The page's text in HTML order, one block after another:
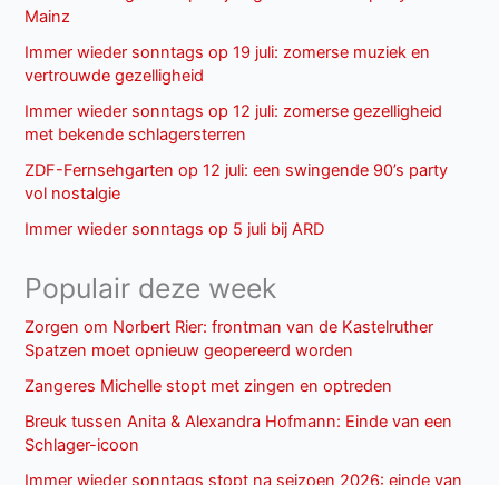
Mainz
Immer wieder sonntags op 19 juli: zomerse muziek en
vertrouwde gezelligheid
Immer wieder sonntags op 12 juli: zomerse gezelligheid
met bekende schlagersterren
ZDF-Fernsehgarten op 12 juli: een swingende 90’s party
vol nostalgie
Immer wieder sonntags op 5 juli bij ARD
Populair deze week
Zorgen om Norbert Rier: frontman van de Kastelruther
Spatzen moet opnieuw geopereerd worden
Zangeres Michelle stopt met zingen en optreden
Breuk tussen Anita & Alexandra Hofmann: Einde van een
Schlager-icoon
Immer wieder sonntags stopt na seizoen 2026: einde van